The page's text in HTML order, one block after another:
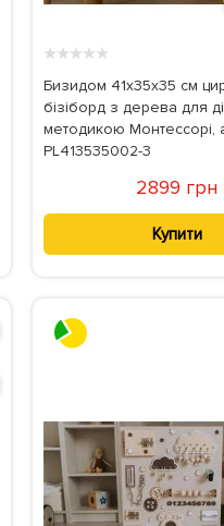
★★★★★
Бизидом 41x35x35 см
бізіборд з дерева для
методикою Монтессорі,
PL413535002-3
2899 грн
Купити